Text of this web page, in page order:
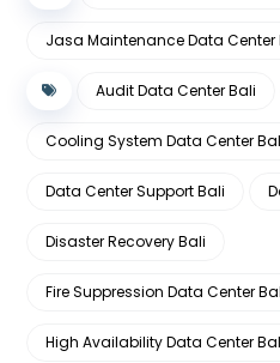
Jasa Maintenance Data Center
Audit Data Center Bali
Cooling System Data Center
Data Center Support Bali
Disaster Recovery Bali
Fire Suppression Data Center
High Availability Data Center